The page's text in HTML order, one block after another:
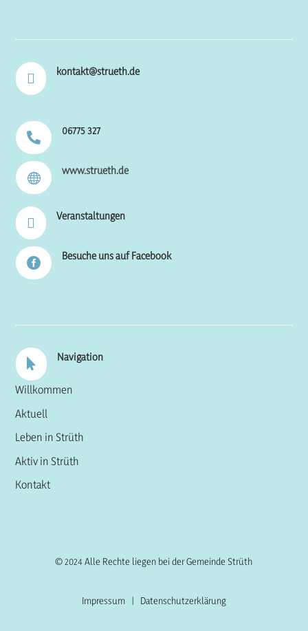
 kontakt@strueth.de
 06775 327

www.strueth.de
 Veranstaltungen

Besuche uns auf Facebook
 Navigation
Willkommen
Aktuell
Leben in Strüth
Aktiv in Strüth
Kontakt
© 2024 Alle Rechte liegen bei der Gemeinde Strüth
Impressum| Datenschutzerklärung